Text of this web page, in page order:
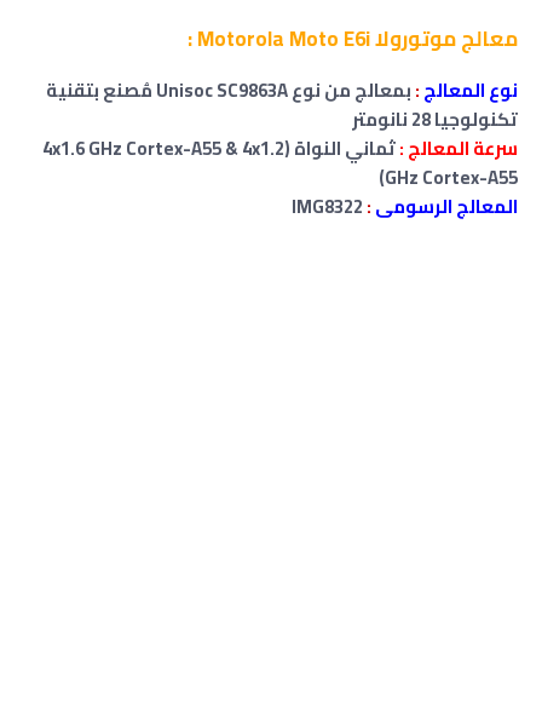
معالج موتورولا Motorola Moto E6i :
نوع المعالج:
بمعالج من نوع Unisoc SC9863A مُصنع بتقنية
تكنولوجيا 28 نانومتر
سرعة المعالج :
ثماني النواة (4x1.6 GHz Cortex-A55 & 4x1.2
GHz Cortex-A55)
المعالج الرسومى: